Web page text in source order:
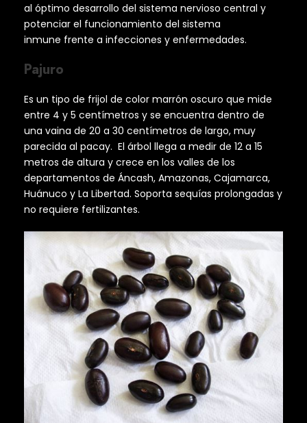
al óptimo desarrollo del sistema nervioso central y
potenciar el funcionamiento del sistema
inmune frente a infecciones y enfermedades.
Pajuro
Es un tipo de frijol de color marrón oscuro que mide
entre 4 y 5 centímetros y se encuentra dentro de
una vaina de 20 a 30 centímetros de largo, muy
parecida al pacay. El árbol llega a medir de 12 a 15
metros de altura y crece en los valles de los
departamentos de Áncash, Amazonas, Cajamarca,
Huánuco y La Libertad. Soporta sequías prolongadas y
no requiere fertilizantes.